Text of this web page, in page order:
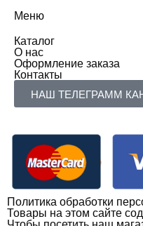
Меню
Каталог
О нас
Оформление заказа
Контакты
НАШ ТЕЛЕГРАММ
Политика обработки
Товары на этом сайте